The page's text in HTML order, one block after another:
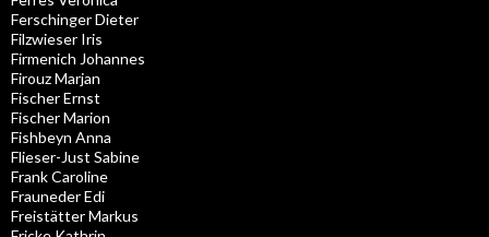
Ferschinger Dieter
Filzwieser Iris
Firmenich Johannes
Firouz Marjan
Fischer Ernst
Fischer Marion
Fishbeyn Anna
Flieser-Just Sabine
Frank Caroline
Frauneder Edi
Freistätter Markus